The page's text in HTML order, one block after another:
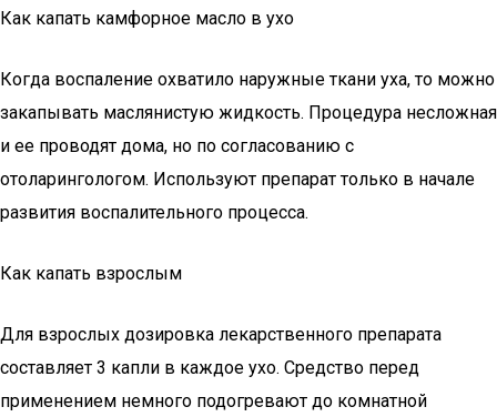
Как капать камфорное масло в ухо
Когда воспаление охватило наружные ткани уха, то можно
закапывать маслянистую жидкость. Процедура несложная
и ее проводят дома, но по согласованию с
отоларингологом. Используют препарат только в начале
развития воспалительного процесса.
Как капать взрослым
Для взрослых дозировка лекарственного препарата
составляет 3 капли в каждое ухо. Средство перед
применением немного подогревают до комнатной